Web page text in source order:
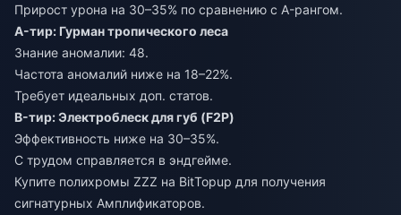
Прирост урона на 30–35% по сравнению с A-рангом.
A-тир: Гурман тропического леса
Знание аномалии: 48.
Частота аномалий ниже на 18–22%.
Требует идеальных доп. статов.
B-тир: Электроблеск для губ (F2P)
Эффективность ниже на 30–35%.
С трудом справляется в эндгейме.
Купите полихромы ZZZ на BitTopup для получения
сигнатурных Амплификаторов.